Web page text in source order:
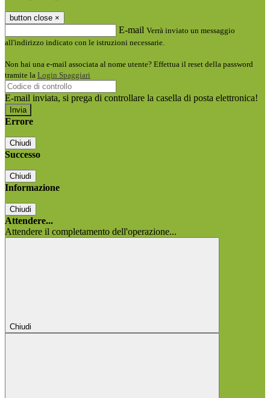
button close ×
E-mail Verrà inviato un messaggio
all'indirizzo indicato con le istruzioni necessarie.
Non hai una e-mail associata al nome utente? Effettua il reset della password
tramite la Login Spaggiari
E-mail inviata, si prega di controllare la casella di posta elettronica!
Errore
Chiudi
Successo
Chiudi
Informazione
Chiudi
Attendere...
Attendere il completamento dell'operazione...
Chiudi